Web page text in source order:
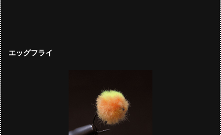
エッグフライ